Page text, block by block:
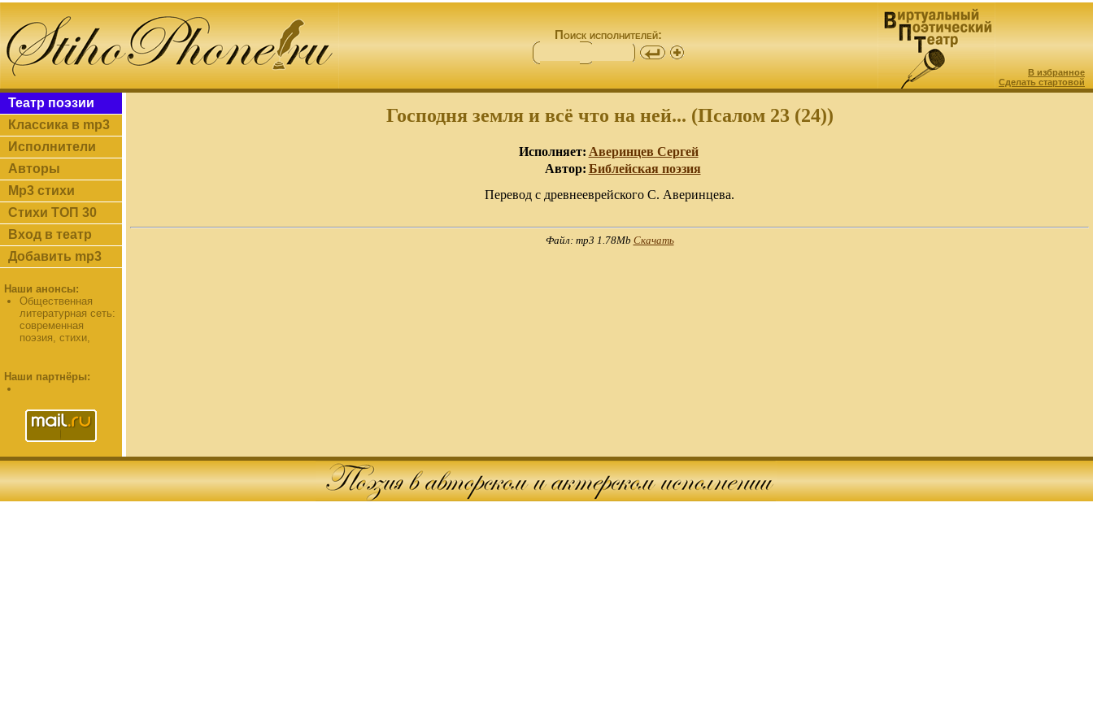
Поиск исполнителей:
В избранное
Сделать стартовой
Театр поэзии
Классика в mp3
Исполнители
Авторы
Mp3 стихи
Стихи ТОП 30
Вход в театр
Добавить mp3
Наши анонсы:
Общественная
литературная сеть:
современная
поэзия, стихи,
Наши партнёры:
Господня земля и всё что на ней... (Псалом 23 (24))
Исполняет: Аверинцев Сергей
Автор: Библейская поэзия
Перевод с древнееврейского С. Аверинцева.
Файл: mp3 1.78Mb Скачать